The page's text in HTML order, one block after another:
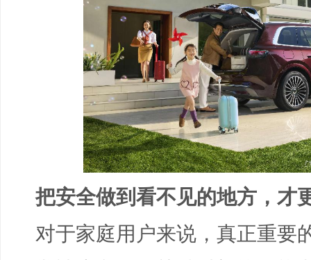
把安全做到看不见的地方，才
对于家庭用户来说，真正重要